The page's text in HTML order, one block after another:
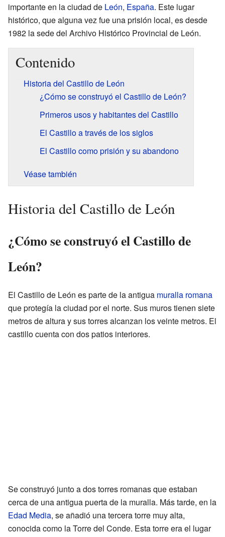
importante en la ciudad de León, España. Este lugar
histórico, que alguna vez fue una prisión local, es desde
1982 la sede del Archivo Histórico Provincial de León.
Contenido
Historia del Castillo de León
¿Cómo se construyó el Castillo de León?
Primeros usos y habitantes del Castillo
El Castillo a través de los siglos
El Castillo como prisión y su abandono
Véase también
Historia del Castillo de León
¿Cómo se construyó el Castillo de
León?
El Castillo de León es parte de la antigua muralla romana
que protegía la ciudad por el norte. Sus muros tienen siete
metros de altura y sus torres alcanzan los veinte metros. El
castillo cuenta con dos patios interiores.
Se construyó junto a dos torres romanas que estaban
cerca de una antigua puerta de la muralla. Más tarde, en la
Edad Media, se añadió una tercera torre muy alta,
conocida como la Torre del Conde. Esta torre era el lugar